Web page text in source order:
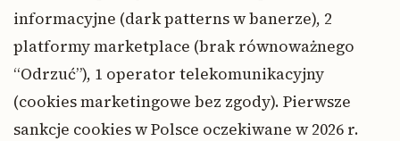
informacyjne (dark patterns w banerze), 2
platformy marketplace (brak równoważnego
“Odrzuć”), 1 operator telekomunikacyjny
(cookies marketingowe bez zgody). Pierwsze
sankcje cookies w Polsce oczekiwane w 2026 r.